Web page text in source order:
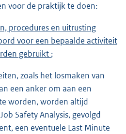
voor de praktijk te doen:
en uitrusting
voor een bepaalde activiteit
gebruikt ;
zoals het losmaken van
een anker om aan een
worden, worden altijd
Safety Analysis, gevolgd
een eventuele Last Minute